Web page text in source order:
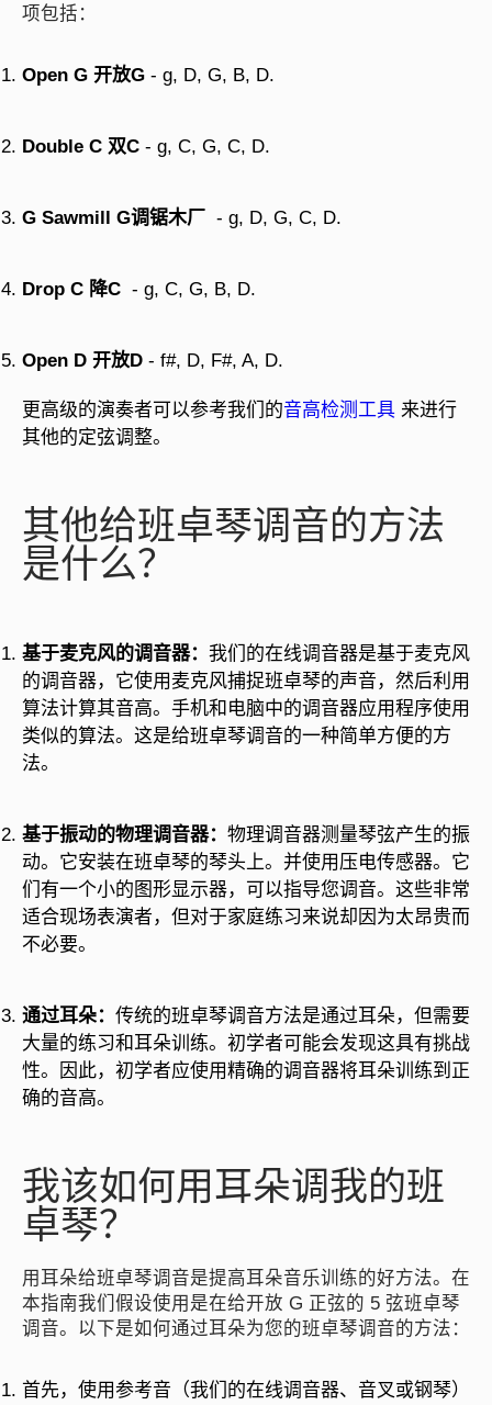
项包括：
Open G 开放G - g, D, G, B, D.
Double C 双C - g, C, G, C, D.
G Sawmill G调锯木厂 - g, D, G, C, D.
Drop C 降C - g, C, G, B, D.
Open D 开放D - f#, D, F#, A, D.
更高级的演奏者可以参考我们的音高检测工具 来进行
其他的定弦调整。
其他给班卓琴调音的方法
是什么？
基于麦克风的调音器： 我们的在线调音器是基于麦克风
的调音器，它使用麦克风捕捉班卓琴的声音，然后利用
算法计算其音高。手机和电脑中的调音器应用程序使用
类似的算法。这是给班卓琴调音的一种简单方便的方
法。
基于振动的物理调音器： 物理调音器测量琴弦产生的振
动。它安装在班卓琴的琴头上。并使用压电传感器。它
们有一个小的图形显示器，可以指导您调音。这些非常
适合现场表演者，但对于家庭练习来说却因为太昂贵而
不必要。
通过耳朵： 传统的班卓琴调音方法是通过耳朵，但需要
大量的练习和耳朵训练。初学者可能会发现这具有挑战
性。因此，初学者应使用精确的调音器将耳朵训练到正
确的音高。
我该如何用耳朵调我的班
卓琴？
用耳朵给班卓琴调音是提高耳朵音乐训练的好方法。在
本指南我们假设使用是在给开放 G 正弦的 5 弦班卓琴
调音。以下是如何通过耳朵为您的班卓琴调音的方法：
首先，使用参考音（我们的在线调音器、音叉或钢琴）